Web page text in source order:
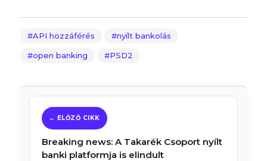
API hozzáférés nyílt bankolás
open banking PSD2
Breaking news: A Takarék Csoport nyílt
banki platformja is elindult